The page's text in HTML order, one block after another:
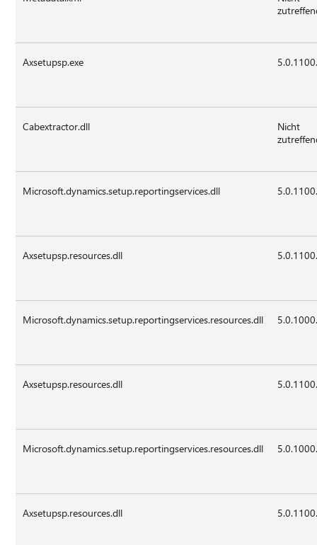
Axsetupsp.exe
Cabextractor.dll
Nicht
Microsoft.dynamics.setup.reportingservices.dll
Axsetupsp.resources.dll
Microsoft.dynamics.setup.reportingservices.resources.dll
Axsetupsp.resources.dll
Microsoft.dynamics.setup.reportingservices.resources.dll
Axsetupsp.resources.dll